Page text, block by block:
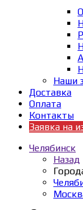
Наши
Доставка
Оплата
Контакты
Заявка на
Челябинск
Назад